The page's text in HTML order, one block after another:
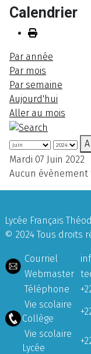
Calendrier
Par année
Par mois
Par semaine
Aujourd'hui
Aller au mois
Mardi 07 Juin 2022
Aucun évènement
Lycée Français
© 2024 Tous droits
Courriel
Webmaster
Téléphone
Vie scolaire
Collège
Vie scolaire
Lycée